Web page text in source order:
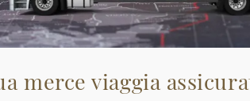
merce viaggia